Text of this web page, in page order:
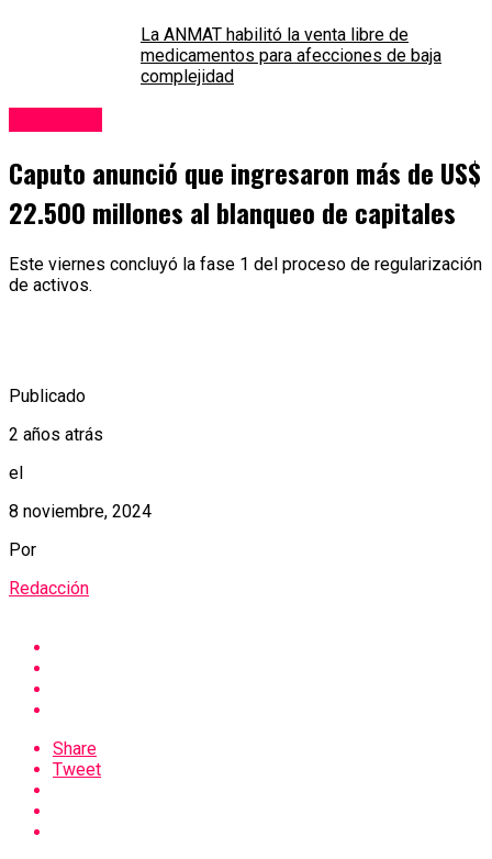
La ANMAT habilitó la venta libre de
medicamentos para afecciones de baja
complejidad
Caputo anunció que ingresaron más de US$
22.500 millones al blanqueo de capitales
Este viernes concluyó la fase 1 del proceso de regularización
de activos.
Publicado
2 años atrás
el
8 noviembre, 2024
Por
Redacción
Share
Tweet